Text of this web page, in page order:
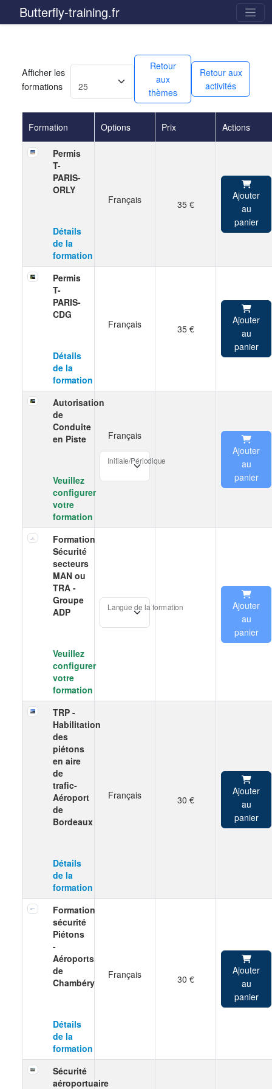
Butterfly-training.fr
Afficher les
formations
Retour
aux
thèmes
Retour aux
activités
Formation Options Prix Actions
Permis
T-
PARIS-
ORLY
Détails
de la
formation
Français 35 €
Ajouter
au
panier
Permis
T-
PARIS-
CDG
Détails
de la
formation
Français 35 €
Ajouter
au
panier
Autorisation
de
Conduite
en Piste
Veuillez
configurer
votre
formation
Français
Initiale/Périodique
Ajouter
au
panier
Formation
Sécurité
secteurs
MAN ou
TRA -
Groupe
ADP
Veuillez
configurer
votre
formation
Langue de la formation
Ajouter
au
panier
TRP -
Habilitation
des
piétons
en aire
de
trafic-
Aéroport
de
Bordeaux
Détails
de la
formation
Français 30 €
Ajouter
au
panier
Formation
sécurité
Piétons
-
Aéroports
de
Chambéry
Détails
de la
formation
Français 30 €
Ajouter
au
panier
Sécurité
aéroportuaire